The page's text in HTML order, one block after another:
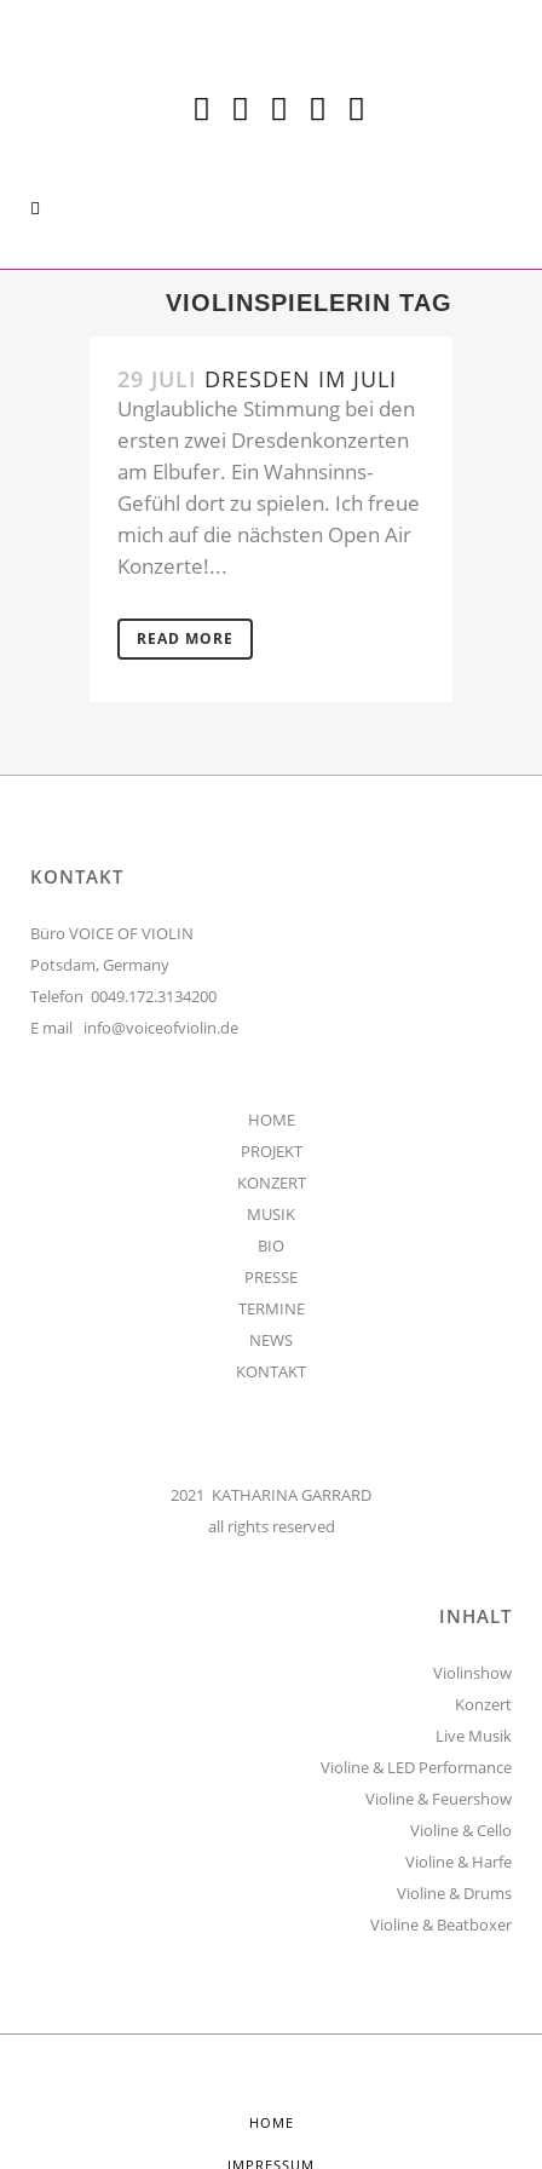
VIOLINSPIELERIN TAG
29 JULI DRESDEN IM JULI
Unglaubliche Stimmung bei den
ersten zwei Dresdenkonzerten
am Elbufer. Ein Wahnsinns-
Gefühl dort zu spielen. Ich freue
mich auf die nächsten Open Air
Konzerte!...
READ MORE
KONTAKT
Büro VOICE OF VIOLIN
Potsdam, Germany
Telefon 0049.172.3134200
E mail info@voiceofviolin.de
HOME
PROJEKT
KONZERT
MUSIK
BIO
PRESSE
TERMINE
NEWS
KONTAKT
2021 KATHARINA GARRARD
all rights reserved
INHALT
Violinshow
Konzert
Live Musik
Violine & LED Performance
Violine & Feuershow
Violine & Cello
Violine & Harfe
Violine & Drums
Violine & Beatboxer
HOME
IMPRESSUM